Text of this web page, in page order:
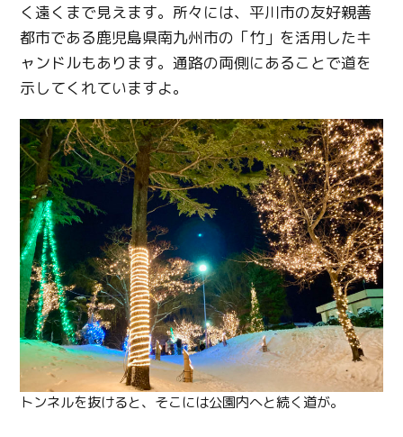
く遠くまで見えます。所々には、平川市の友好親善
都市である鹿児島県南九州市の「竹」を活用したキ
ャンドルもあります。通路の両側にあることで道を
示してくれていますよ。
トンネルを抜けると、そこには公園内へと続く道が。